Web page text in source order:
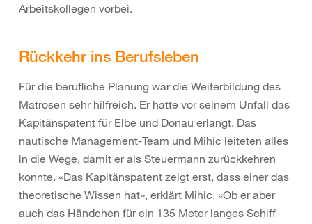
Arbeitskollegen vorbei.
Rückkehr ins Berufsleben
Für die berufliche Planung war die Weiterbildung des
Matrosen sehr hilfreich. Er hatte vor seinem Unfall das
Kapitänspatent für Elbe und Donau erlangt. Das
nautische Management-Team und Mihic leiteten alles
in die Wege, damit er als Steuermann zurückkehren
konnte. «Das Kapitänspatent zeigt erst, dass einer das
theoretische Wissen hat», erklärt Mihic. «Ob er aber
auch das Händchen für ein 135 Meter langes Schiff